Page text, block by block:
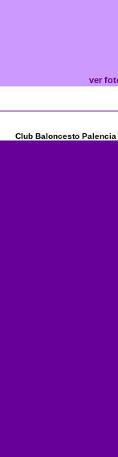
ver
Club Baloncesto Palencia